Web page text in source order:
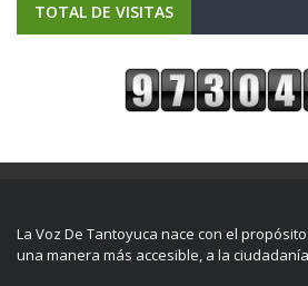
TOTAL DE VISITAS
La Voz De Tantoyuca nace con el
una manera más accesible, a la